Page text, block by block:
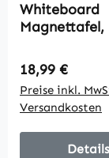
Whiteboard
Magnettafel,
Markern, 10
Magneten, 1
Radierer, 60
45cm
Regulärer
18,99 €
Preise inkl.
Versandkosten
Details